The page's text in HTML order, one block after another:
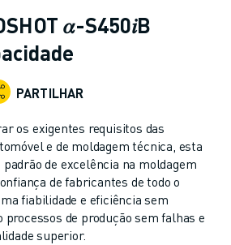
ARCO
𝛼-S450𝑖B
PARTILHAR
os exigentes requisitos das
e de moldagem técnica, esta
de excelência na moldagem
de fabricantes de todo o
fiabilidade e eficiência sem
de produção sem falhas e
superior.